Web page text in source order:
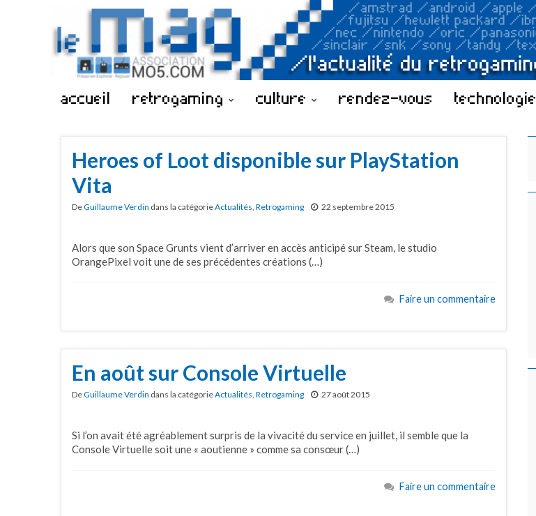
accueil retrogaming culture rendez-vous technologie
Heroes of Loot disponible sur PlayStation
Vita
DeGuillaume Verdin dans la catégorieActualités, Retrogaming 22 septembre 2015
Alors que son Space Grunts vient d’arriver en accès anticipé sur Steam, le studio
OrangePixel voit une de ses précédentes créations (…)
Faire un commentaire
En août sur Console Virtuelle
DeGuillaume Verdin dans la catégorieActualités Retrogaming 27 août 2015
Si l’on avait été agréablement surpris de la vivacité du service en juillet, il semble que la
Console Virtuelle soit une « aoutienne » comme sa consœur (…)
Faire un commentaire